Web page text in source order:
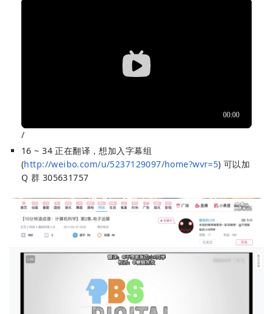
/
16 ~ 34 正在翻译，想加入字幕组
(http://weibo.com/u/5237129097/home?wvr=5) 可以加
Q 群 305631757